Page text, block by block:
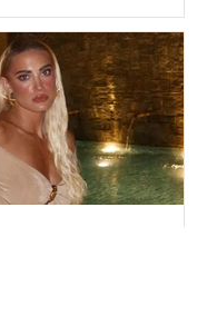
σχόλιο που